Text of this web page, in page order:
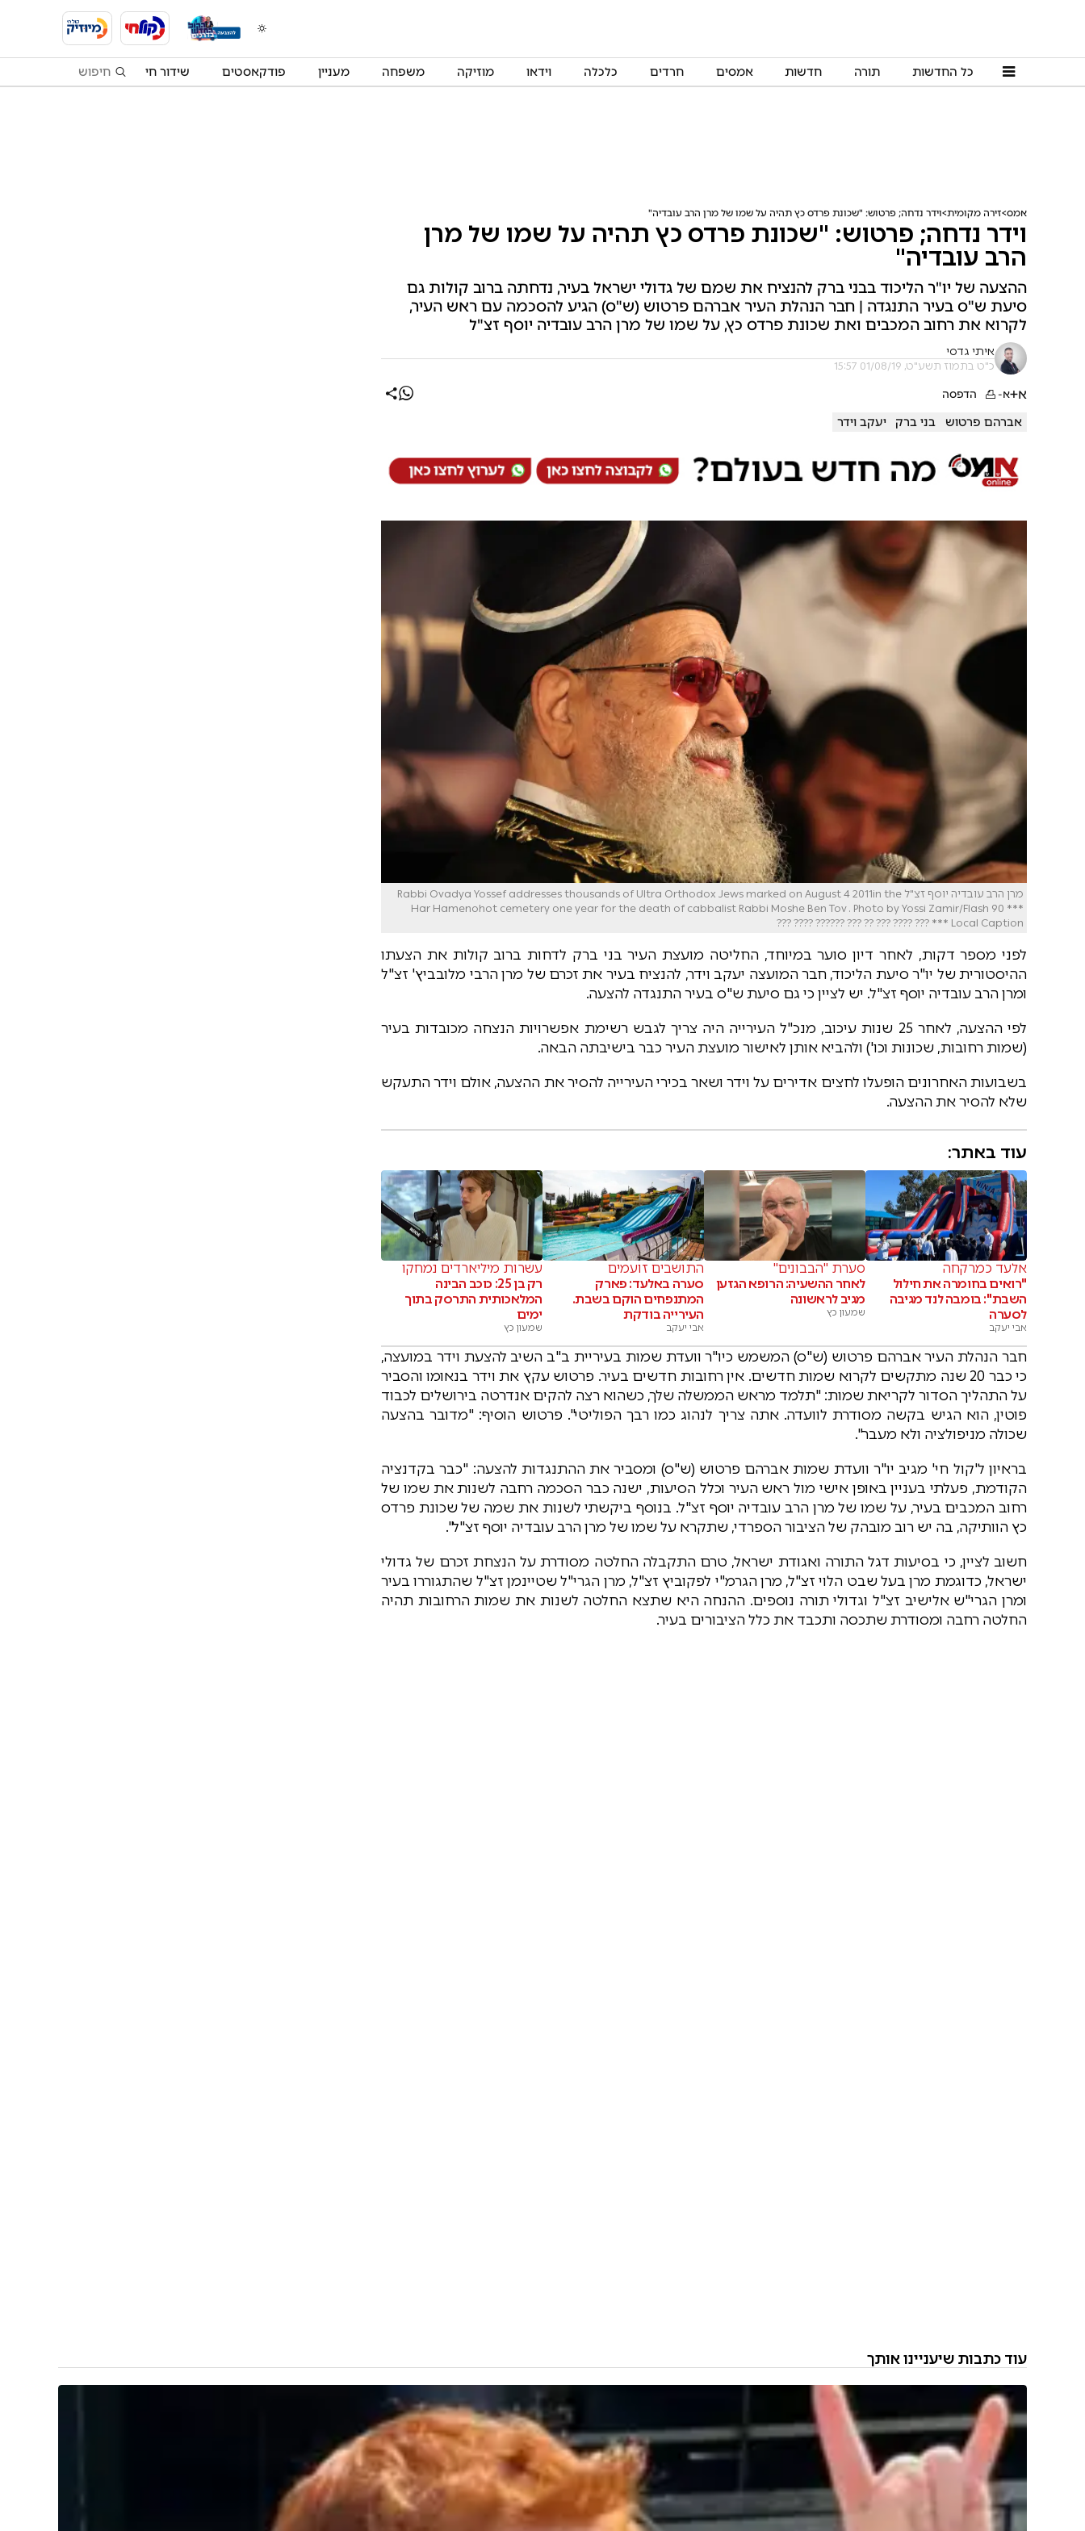
כל החדשות תורה חדשות אמסים חרדים כלכלה וידאו מוזיקה משפחה מעניין פודקאסטים שידור חי
אמס זירה מקומית וידר נדחה; פרטוש: "שכונת פרדס כץ תהיה על שמו של מרן הרב עובדיה"
וידר נדחה; פרטוש: "שכונת פרדס כץ תהיה על שמו של מרן
הרב עובדיה"
ההצעה של יו"ר הליכוד בבני ברק להנציח את שמם של גדולי ישראל בעיר, נדחתה ברוב קולות גם
סיעת ש"ס בעיר התנגדה | חבר הנהלת העיר אברהם פרטוש (ש"ס) הגיע להסכמה עם ראש העיר,
לקרוא את רחוב המכבים ואת שכונת פרדס כץ, על שמו של מרן הרב עובדיה יוסף זצ"ל
איתי גדסי
כ"ט בתמוז תשע"ט, 01/08/19 15:57
א+א- הדפסה
אברהם פרטוש בני ברק יעקב וידר
מרן הרב עובדיה יוסף זצ"ל Rabbi Ovadya Yossef addresses thousands of Ultra Orthodox Jews marked on August 4 2011in the
Har Hamenohot cemetery one year for the death of cabbalist Rabbi Moshe Ben Tov . Photo by Yossi Zamir/Flash 90 ***
Local Caption *** ??? ???? ??? ?? ??? ?????? ???? ???
לפני מספר דקות, לאחר דיון סוער במיוחד, החליטה מועצת העיר בני ברק לדחות ברוב קולות את הצעתו
ההיסטורית של יו"ר סיעת הליכוד, חבר המועצה יעקב וידר, להנציח בעיר את זכרם של מרן הרבי מלובביץ' זצ"ל
ומרן הרב עובדיה יוסף זצ"ל. יש לציין כי גם סיעת ש"ס בעיר התנגדה להצעה.
לפי ההצעה, לאחר 25 שנות עיכוב, מנכ"ל העירייה היה צריך לגבש רשימת אפשרויות הנצחה מכובדות בעיר
(שמות רחובות, שכונות וכו') ולהביא אותן לאישור מועצת העיר כבר בישיבתה הבאה.
בשבועות האחרונים הופעלו לחצים אדירים על וידר ושאר בכירי העירייה להסיר את ההצעה, אולם וידר התעקש
שלא להסיר את ההצעה.
עוד באתר:
אלעד כמרקחה
"רואים בחומרה את חילול
השבת": בומבה לנד מגיבה
לסערה
אבי יעקב
סערת "הבבונים"
לאחר ההשעיה: הרופא הגזען
מגיב לראשונה
שמעון כץ
התושבים זועמים
סערה באלעד: פארק
המתנפחים הוקם בשבת.
העירייה בודקת
אבי יעקב
עשרות מיליארדים נמחקו
רק בן 25: כוכב הבינה
המלאכותית התרסק בתוך
ימים
שמעון כץ
חבר הנהלת העיר אברהם פרטוש (ש"ס) המשמש כיו"ר וועדת שמות בעיריית ב"ב השיב להצעת וידר במועצה,
כי כבר 20 שנה מתקשים לקרוא שמות חדשים. אין רחובות חדשים בעיר. פרטוש עקץ את וידר בנאומו והסביר
על התהליך הסדור לקריאת שמות: "תלמד מראש הממשלה שלך, כשהוא רצה להקים אנדרטה בירושלים לכבוד
פוטין, הוא הגיש בקשה מסודרת לוועדה. אתה צריך לנהוג כמו רבך הפוליטי". פרטוש הוסיף: "מדובר בהצעה
שכולה מניפולציה ולא מעבר".
בראיון ל'קול חי' מגיב יו"ר וועדת שמות אברהם פרטוש (ש"ס) ומסביר את ההתנגדות להצעה: "כבר בקדנציה
הקודמת, פעלתי בעניין באופן אישי מול ראש העיר וכלל הסיעות, ישנה כבר הסכמה רחבה לשנות את שמו של
רחוב המכבים בעיר, על שמו של מרן הרב עובדיה יוסף זצ"ל. בנוסף ביקשתי לשנות את שמה של שכונת פרדס
כץ הוותיקה, בה יש רוב מובהק של הציבור הספרדי, שתקרא על שמו של מרן הרב עובדיה יוסף זצ"ל".
חשוב לציין, כי בסיעות דגל התורה ואגודת ישראל, טרם התקבלה החלטה מסודרת על הנצחת זכרם של גדולי
ישראל, כדוגמת מרן בעל שבט הלוי זצ"ל, מרן הגרמ"י לפקוביץ זצ"ל, מרן הגרי"ל שטיינמן זצ"ל שהתגוררו בעיר
ומרן הגרי"ש אלישיב זצ"ל וגדולי תורה נוספים. ההנחה היא שתצא החלטה לשנות את שמות הרחובות תהיה
החלטה רחבה ומסודרת שתכסה ותכבד את כלל הציבורים בעיר.
עוד כתבות שיעניינו אותך